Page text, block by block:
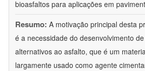
bioasfaltos para aplicações em
Resumo: A motivação principal desta
é a necessidade do desenvolvimento
alternativos ao asfalto, que é um
largamente usado como agente